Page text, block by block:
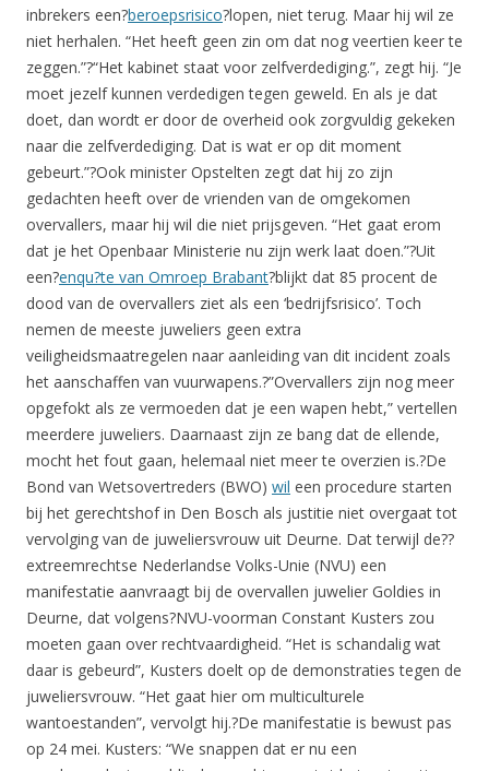
inbrekers een?beroepsrisico?lopen, niet terug. Maar hij wil ze
niet herhalen. “Het heeft geen zin om dat nog veertien keer te
zeggen.”?“Het kabinet staat voor zelfverdediging.”, zegt hij. “Je
moet jezelf kunnen verdedigen tegen geweld. En als je dat
doet, dan wordt er door de overheid ook zorgvuldig gekeken
naar die zelfverdediging. Dat is wat er op dit moment
gebeurt.”?Ook minister Opstelten zegt dat hij zo zijn
gedachten heeft over de vrienden van de omgekomen
overvallers, maar hij wil die niet prijsgeven. “Het gaat erom
dat je het Openbaar Ministerie nu zijn werk laat doen.”?Uit
een?enqu?te van Omroep Brabant?blijkt dat 85 procent de
dood van de overvallers ziet als een ‘bedrijfsrisico’. Toch
nemen de meeste juweliers geen extra
veiligheidsmaatregelen naar aanleiding van dit incident zoals
het aanschaffen van vuurwapens.?”Overvallers zijn nog meer
opgefokt als ze vermoeden dat je een wapen hebt,” vertellen
meerdere juweliers. Daarnaast zijn ze bang dat de ellende,
mocht het fout gaan, helemaal niet meer te overzien is.?De
Bond van Wetsovertreders (BWO) wil een procedure starten
bij het gerechtshof in Den Bosch als justitie niet overgaat tot
vervolging van de juweliersvrouw uit Deurne. Dat terwijl de??
extreemrechtse Nederlandse Volks-Unie (NVU) een
manifestatie aanvraagt bij de overvallen juwelier Goldies in
Deurne, dat volgens?NVU-voorman Constant Kusters zou
moeten gaan over rechtvaardigheid. “Het is schandalig wat
daar is gebeurd”, Kusters doelt op de demonstraties tegen de
juweliersvrouw. “Het gaat hier om multiculturele
wantoestanden”, vervolgt hij.?De manifestatie is bewust pas
op 24 mei. Kusters: “We snappen dat er nu een